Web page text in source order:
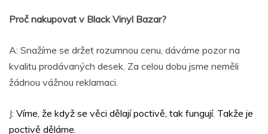
Proč nakupovat v Black Vinyl Bazar?
A: Snažíme se držet rozumnou cenu, dáváme pozor na
kvalitu prodávaných desek. Za celou dobu jsme neměli
žádnou vážnou reklamaci.
J: Víme, že když se věci dělají poctivě, tak fungují. Takže je
poctivě děláme.